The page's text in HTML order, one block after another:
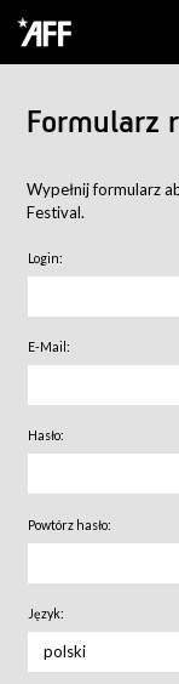
Formularz
Wypełnij formularz
Festival.
Login:
E-Mail:
Hasło:
Powtórz hasło:
Język:
polski